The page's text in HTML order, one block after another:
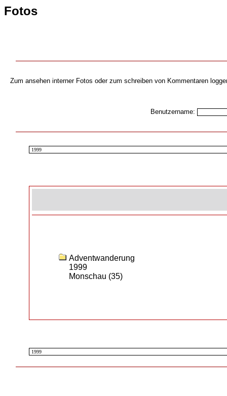
Fotos
Zum ansehen interner Fotos oder zum schreiben von Kommentaren
Benutzername:
Adventwanderung
1999
Monschau (35)